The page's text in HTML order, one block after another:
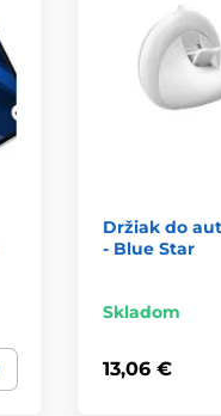
Držiak do
- Blue Star
Skladom
13,06 €